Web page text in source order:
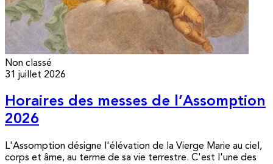
Non classé
31 juillet 2026
Horaires des messes de l’Assomption
2026
L'Assomption désigne l'élévation de la Vierge Marie au ciel,
corps et âme, au terme de sa vie terrestre. C'est l'une des